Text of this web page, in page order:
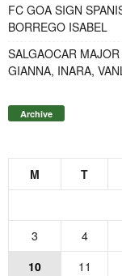
FC GOA SIGN
BORREGO ISABEL
SALGAOCAR
GIANNA, INARA,
Archive
M T
3
4
10
11